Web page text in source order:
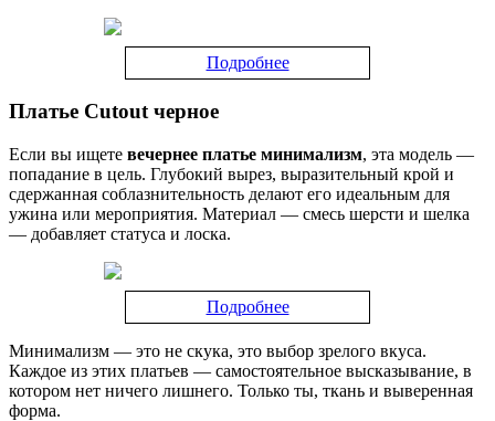
Подробнее
Платье Cutout черное
Если вы ищете вечернее платье минимализм, эта модель —
попадание в цель. Глубокий вырез, выразительный крой и
сдержанная соблазнительность делают его идеальным для
ужина или мероприятия. Материал — смесь шерсти и шелка
— добавляет статуса и лоска.
Подробнее
Минимализм — это не скука, это выбор зрелого вкуса.
Каждое из этих платьев — самостоятельное высказывание, в
котором нет ничего лишнего. Только ты, ткань и выверенная
форма.